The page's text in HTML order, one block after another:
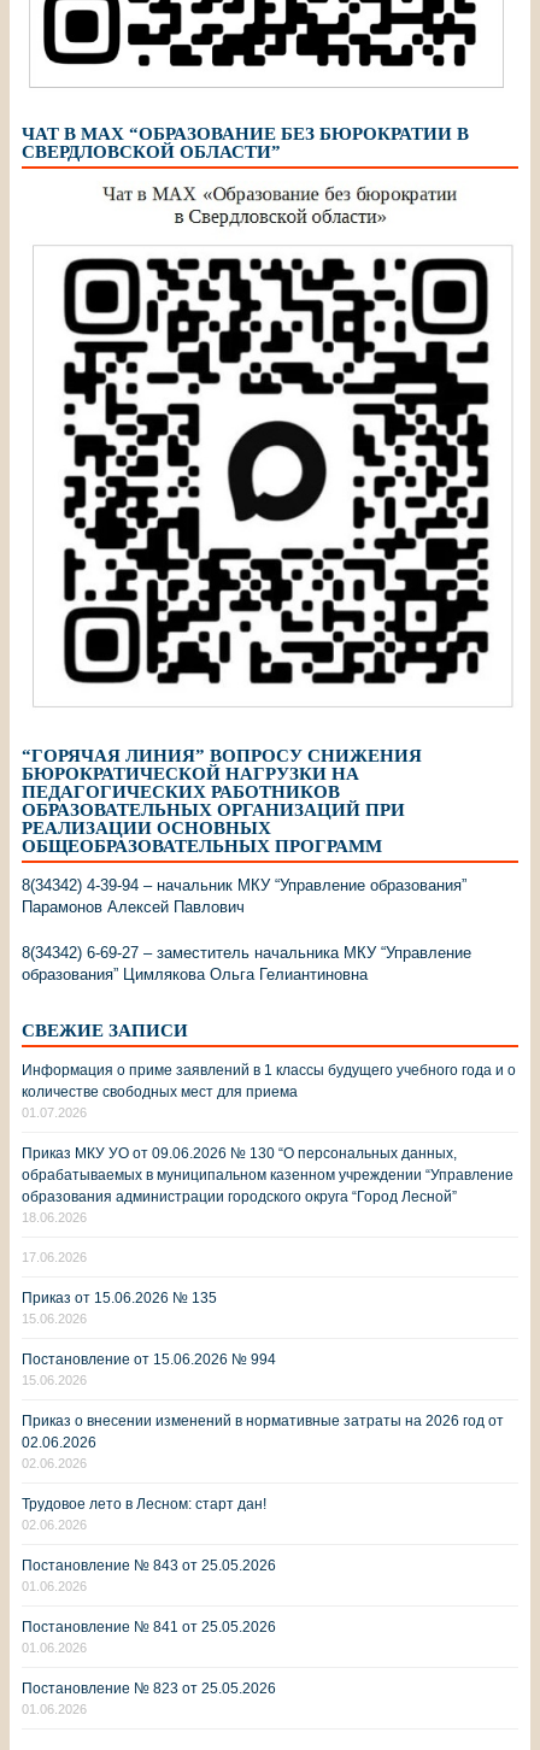
ЧАТ В МАХ “ОБРАЗОВАНИЕ БЕЗ БЮРОКРАТИИ В
СВЕРДЛОВСКОЙ ОБЛАСТИ”
“ГОРЯЧАЯ ЛИНИЯ” ВОПРОСУ СНИЖЕНИЯ
БЮРОКРАТИЧЕСКОЙ НАГРУЗКИ НА
ПЕДАГОГИЧЕСКИХ РАБОТНИКОВ
ОБРАЗОВАТЕЛЬНЫХ ОРГАНИЗАЦИЙ ПРИ
РЕАЛИЗАЦИИ ОСНОВНЫХ
ОБЩЕОБРАЗОВАТЕЛЬНЫХ ПРОГРАММ
8(34342) 4-39-94 – начальник МКУ “Управление образования”
Парамонов Алексей Павлович
8(34342) 6-69-27 – заместитель начальника МКУ “Управление
образования” Цимлякова Ольга Гелиантиновна
СВЕЖИЕ ЗАПИСИ
Информация о приме заявлений в 1 классы будущего учебного года и о
количестве свободных мест для приема
01.07.2026
Приказ МКУ УО от 09.06.2026 № 130 “О персональных данных,
обрабатываемых в муниципальном казенном учреждении “Управление
образования администрации городского округа “Город Лесной”
18.06.2026
17.06.2026
Приказ от 15.06.2026 № 135
15.06.2026
Постановление от 15.06.2026 № 994
15.06.2026
Приказ о внесении изменений в нормативные затраты на 2026 год от
02.06.2026
02.06.2026
Трудовое лето в Лесном: старт дан!
02.06.2026
Постановление № 843 от 25.05.2026
01.06.2026
Постановление № 841 от 25.05.2026
01.06.2026
Постановление № 823 от 25.05.2026
01.06.2026